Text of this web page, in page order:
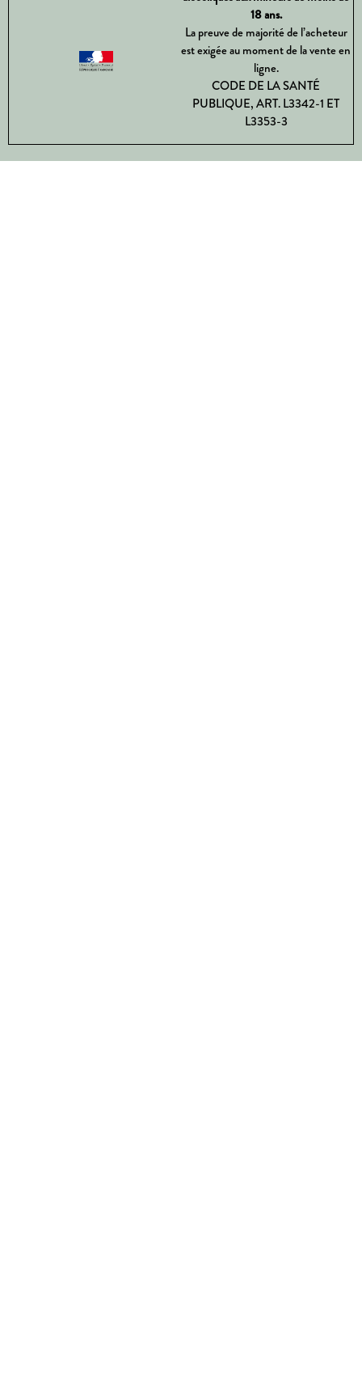
18 ans.
La preuve de majorité de l’acheteur
est exigée au moment de la vente en
ligne.
CODE DE LA SANTÉ
PUBLIQUE, ART. L3342-1 ET
L3353-3